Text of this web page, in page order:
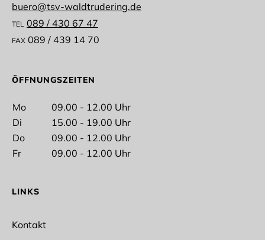
Nachname
buero@tsv-waldtrudering.de
TEL 089 / 430 67 47
FAX 089 / 439 14 70
ÖFFNUNGSZEITEN
Mo
09.00 - 12.00 Uhr
Di
15.00 - 19.00 Uhr
Do
09.00 - 12.00 Uhr
Fr
09.00 - 12.00 Uhr
LINKS
Kontakt